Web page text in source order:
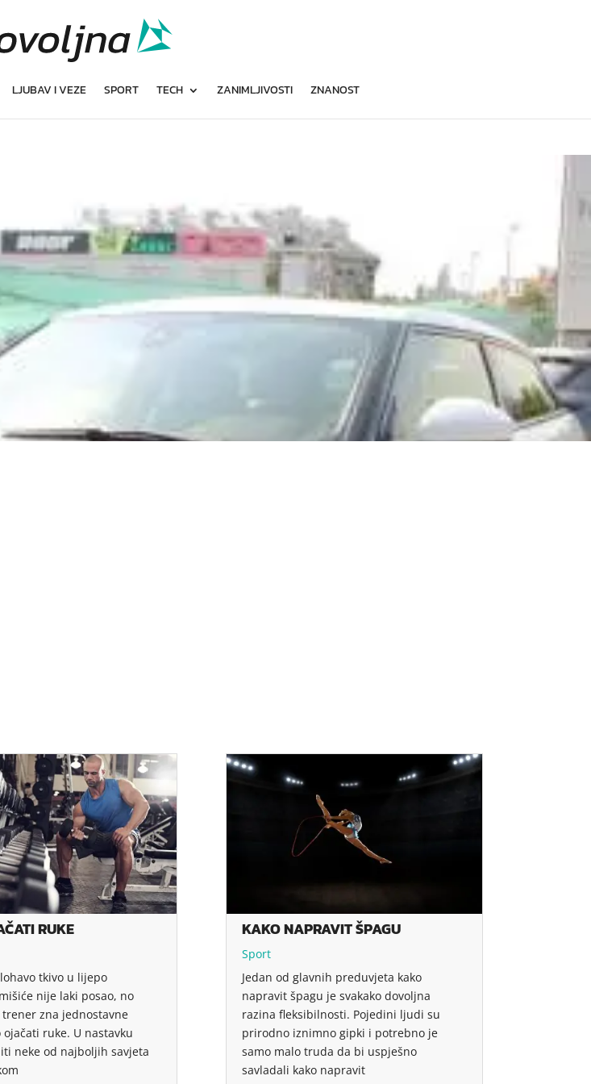
LJUBAV I VEZE SPORT TECH ZANIMLJIVOSTI ZNANOST
RUKE
tkivo u lijepo
nije laki posao, no
zna jednostavne
ojačati ruke. U nastavku
neke od najboljih savjeta
KAKO NAPRAVIT ŠPAGU
Sport
Jedan od glavnih preduvjeta kako
napravit špagu je svakako dovoljna
razina fleksibilnosti. Pojedini ljudi su
prirodno iznimno gipki i potrebno je
samo malo truda da bi uspješno
savladali kako napravit